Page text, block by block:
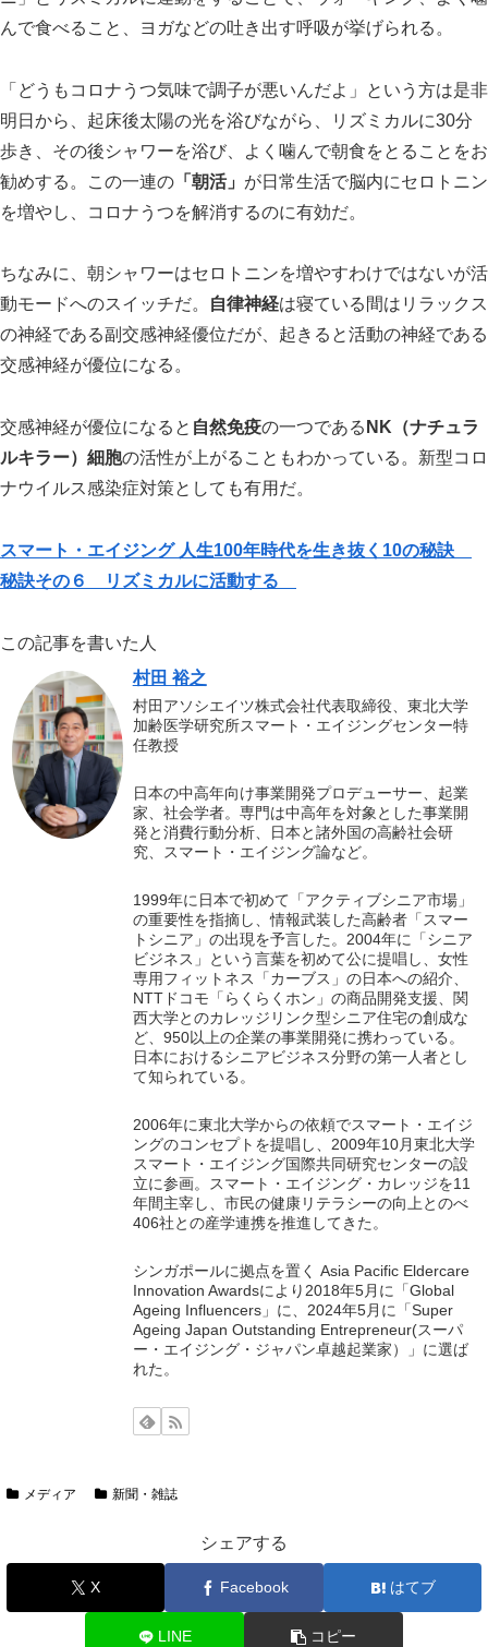
んで食べること、ヨガなどの吐き出す呼吸が挙げられる。
「どうもコロナうつ気味で調子が悪いんだよ」という方は是非
明日から、起床後太陽の光を浴びながら、リズミカルに30分
歩き、その後シャワーを浴び、よく噛んで朝食をとることをお
勧めする。この一連の 「朝活」 が日常生活で脳内にセロトニン
を増やし、コロナうつを解消するのに有効だ。
ちなみに、朝シャワーはセロトニンを増やすわけではないが活
動モードへのスイッチだ。
自律神経は寝ている間はリラックス
の神経である副交感神経優位だが、起きると活動の神経である
交感神経が優位になる。
交感神経が優位になると 自然免疫の一つである NK（ナチュラ
ルキラー）細胞の活性が上がることもわかっている。新型コロ
ナウイルス感染症対策としても有用だ。
スマート・エイジング 人生100年時代を生き抜く10の秘訣
秘訣その６ リズミカルに活動する
この記事を書いた人
村田 裕之
村田アソシエイツ株式会社代表取締役、東北大学
加齢医学研究所スマート・エイジングセンター特
任教授
日本の中高年向け事業開発プロデューサー、起業
家、社会学者。専門は中高年を対象とした事業開
発と消費行動分析、日本と諸外国の高齢社会研
究、スマート・エイジング論など。
1999年に日本で初めて「アクティブシニア市場」
の重要性を指摘し、情報武装した高齢者「スマー
トシニア」の出現を予言した。2004年に「シニア
ビジネス」という言葉を初めて公に提唱し、女性
専用フィットネス「カーブス」の日本への紹介、
NTTドコモ「らくらくホン」の商品開発支援、関
西大学とのカレッジリンク型シニア住宅の創成な
ど、950以上の企業の事業開発に携わっている。
日本におけるシニアビジネス分野の第一人者とし
て知られている。
2006年に東北大学からの依頼でスマート・エイジ
ングのコンセプトを提唱し、2009年10月東北大学
スマート・エイジング国際共同研究センターの設
立に参画。スマート・エイジング・カレッジを11
年間主宰し、市民の健康リテラシーの向上とのべ
406社との産学連携を推進してきた。
シンガポールに拠点を置く Asia Pacific Eldercare
Innovation Awardsにより2018年5月に「Global
Ageing Influencers」に、2024年5月に「Super
Ageing Japan Outstanding Entrepreneur(スーパ
ー・エイジング・ジャパン卓越起業家）」に選ば
れた。
メディア 新聞・雑誌
シェアする
X Facebook はてブ
LINE コピー